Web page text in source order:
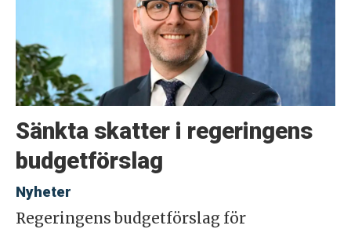
Sänkta skatter i regeringens
budgetförslag
Nyheter
Regeringens budgetförslag för